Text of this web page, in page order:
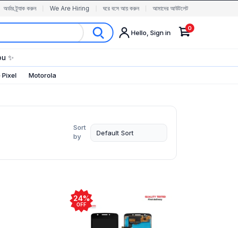
অর্ডার ট্র্যাক করুন We Are Hiring ঘরে বসে আয় করুন আমাদের আউটলেট
Hello, Sign in
0
✨
Pixel Motorola
Sort
by
24%
OFF